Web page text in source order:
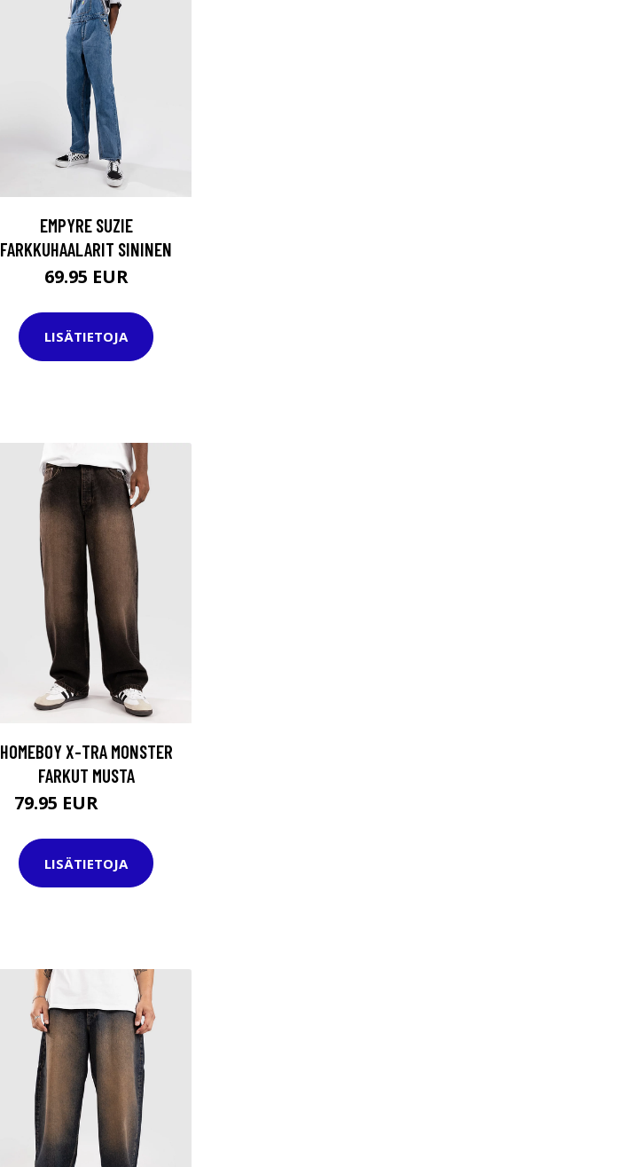
EMPYRE SUZIE
FARKKUHAALARIT SININEN
69.95 EUR
LISÄTIETOJA
HOMEBOY X-TRA MONSTER
FARKUT MUSTA
79.95 EUR
LISÄTIETOJA